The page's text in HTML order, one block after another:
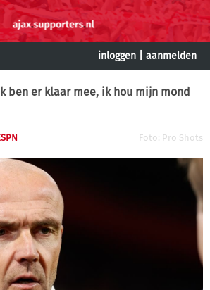
inloggen aanmelden
ben er klaar mee, ik hou mijn mond
Foto: Pro Shots